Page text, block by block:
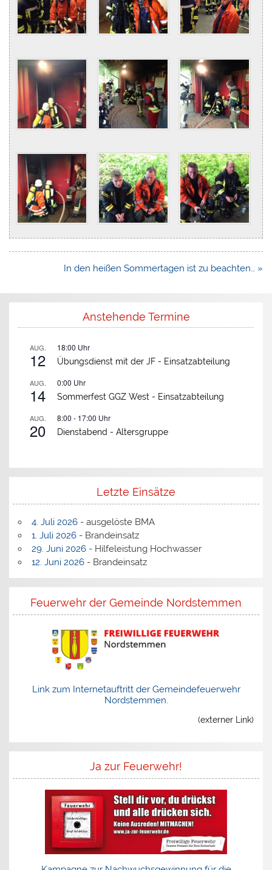
BeitragsnavigationIn den heißen Sommertagen ist zu beachten… »
Anstehende Termine
AUG.
12
18:00 Uhr
Übungsdienst mit der JF - Einsatzabteilung
AUG.
14
0:00 Uhr
Sommerfest GGZ West - Einsatzabteilung
AUG.
20
8:00 - 17:00 Uhr
Dienstabend -Altersgruppe
Letzte Einsätze
4. Juli 2026- ausgelöste BMA
1. Juli 2026- Brandeinsatz
29. Juni 2026- Hilfeleistung Hochwasser
12. Juni 2026- Brandeinsatz
Feuerwehr der Gemeinde Nordstemmen
Link zum Internetauftritt der Gemeindefeuerwehr
Nordstemmen.
(externer Link)
Ja zur Feuerwehr!